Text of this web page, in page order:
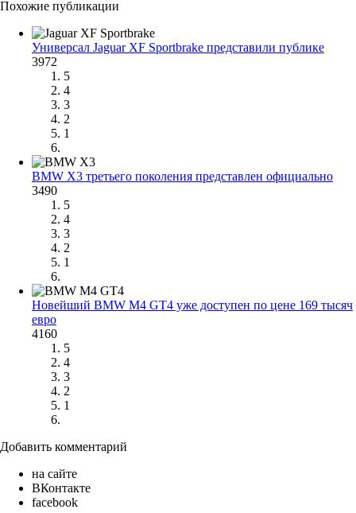
Похожие публикации
Универсал Jaguar XF Sportbrake представили публике
3972
5
4
3
2
1
BMW X3 третьего поколения представлен официально
3490
5
4
3
2
1
Новейший BMW M4 GT4 уже доступен по цене 169 тысяч
евро
4160
5
4
3
2
1
Добавить комментарий
на сайте
ВКонтакте
facebook